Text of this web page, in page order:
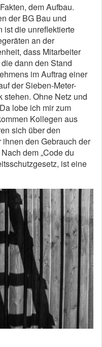
dem Aufbau.
der BG Bau und
ist die unreflektierte
an der
dass Mitarbeiter
dann den Stand
im Auftrag einer
der Sieben-Meter-
stehen. Ohne Netz und
lobe ich mir zum
Kollegen aus
sich über den
ihnen den Gebrauch der
dem „Code du
ist eine